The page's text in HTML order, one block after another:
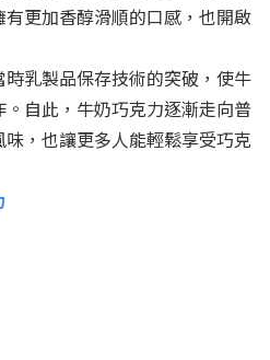
更加香醇滑順的口感，也開啟
乳製品保存技術的突破，使牛
自此，牛奶巧克力逐漸走向普
，也讓更多人能輕鬆享受巧克